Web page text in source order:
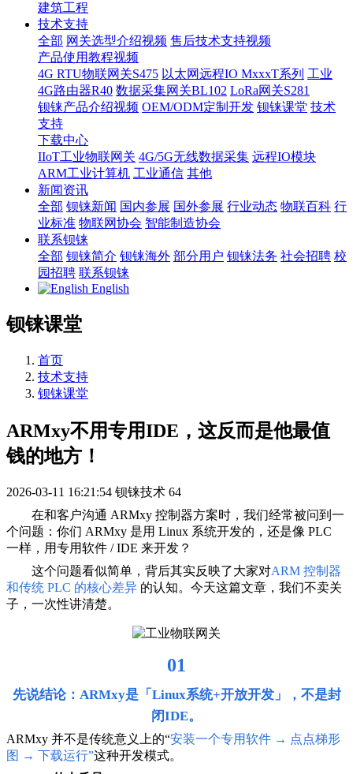
建筑工程
技术支持
全部 网关选型介绍视频 售后技术支持视频
产品使用教程视频
4G RTU物联网关S475 以太网远程IO MxxxT系列 工业
4G路由器R40 数据采集网关BL102 LoRa网关S281
钡铼产品介绍视频 OEM/ODM定制开发 钡铼课堂 技术
支持
下载中心
IIoT工业物联网关 4G/5G无线数据采集 远程IO模块
ARM工业计算机 工业通信 其他
新闻资讯
全部 钡铼新闻 国内参展 国外参展 行业动态 物联百科 行
业标准 物联网协会 智能制造协会
联系钡铼
全部 钡铼简介 钡铼海外 部分用户 钡铼法务 社会招聘 校
园招聘 联系钡铼
English
钡铼课堂
首页
技术支持
钡铼课堂
ARMxy不用专用IDE，这反而是他最值
钱的地方！
2026-03-11 16:21:54 钡铼技术 64
在和客户沟通 ARMxy 控制器方案时，我们经常被问到一
个问题：你们 ARMxy 是用 Linux 系统开发的，还是像 PLC
一样，用专用软件 / IDE 来开发？
这个问题看似简单，背后其实反映了大家对ARM 控制器
和传统 PLC 的核心差异 的认知。今天这篇文章，我们不卖关
子，一次性讲清楚。
01
先说结论：ARMxy是「Linux系统+开放开发」，不是封
闭IDE。
ARMxy 并不是传统意义上的“安装一个专用软件 → 点点梯形
图 → 下载运行”这种开发模式。